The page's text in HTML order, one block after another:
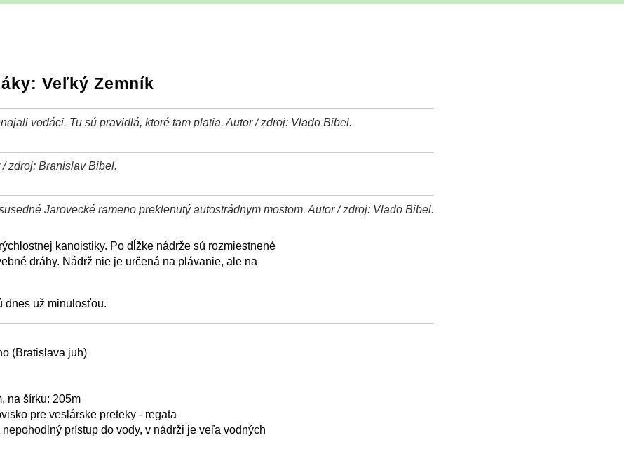
Veľký Zemník
vodáci. Tu sú pravidlá, ktoré tam platia. Autor / zdroj: Vlado Bibel.
zdroj: Branislav Bibel.
Jarovecké rameno preklenutý autostrádnym mostom. Autor / zdroj: Vlado Bibel.
kanoistiky. Po dĺžke nádrže sú rozmiestnené
dráhy. Nádrž nie je určená na plávanie, ale na
dnes už minulosťou.
(Bratislava juh)
na šírku: 205m
pre veslárske preteky - regata
prístup do vody, v nádrži je veľa vodných